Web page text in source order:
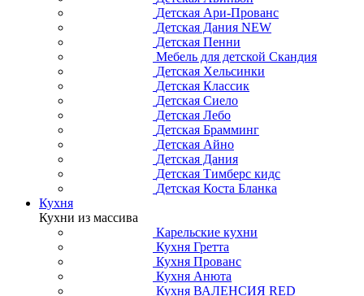
Детская Ари-Прованс
Детская Дания NEW
Детская Пенни
Мебель для детской Скандия
Детская Хельсинки
Детская Классик
Детская Сиело
Детская Лебо
Детская Брамминг
Детская Айно
Детская Дания
Детская Тимберс кидс
Детская Коста Бланка
Кухня
Кухни из массива
Карельские кухни
Кухня Гретта
Кухня Прованс
Кухня Анюта
Кухня ВАЛЕНСИЯ RED